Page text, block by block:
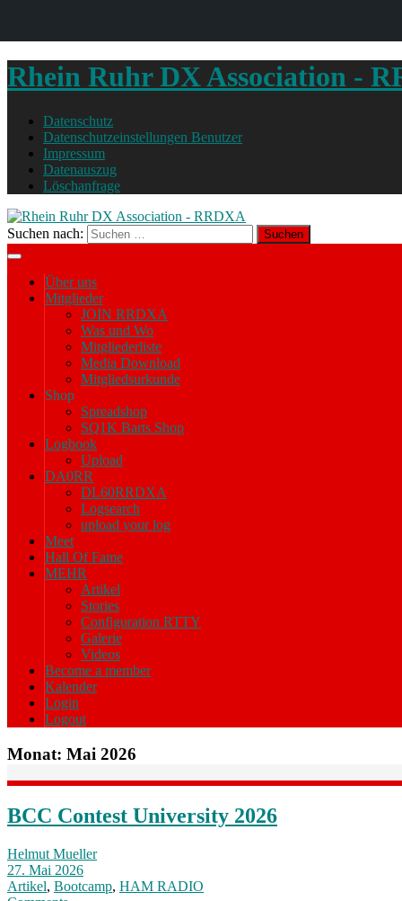
Rhein Ruhr DX Association -
Datenschutz
Datenschutzeinstellungen Benutzer
Impressum
Datenauszug
Löschanfrage
Suchen nach:
Über uns
Mitglieder
JOIN RRDXA
Was und Wo
Mitgliederliste
Media Download
Mitgliedsurkunde
Shop
Spreadshop
SQ1K Barts Shop
Logbook
Upload
DA0RR
DL60RRDXA
Logsearch
upload your log
Meet
Hall Of Fame
MEHR
Artikel
Stories
Configuration RTTY
Galerie
Videos
Become a member
Kalender
Login
Logout
Monat: Mai 2026
BCC Contest University 2026
Helmut Mueller
27. Mai 2026
Artikel, Bootcamp, HAM RADIO